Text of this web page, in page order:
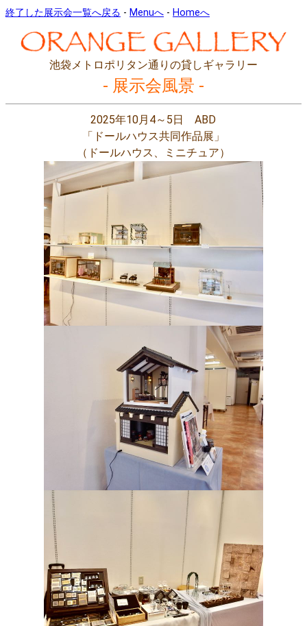
終了した展示会一覧へ戻る - Menuへ - Homeへ
池袋メトロポリタン通りの貸しギャラリー
- 展示会風景 -
2025年10月4～5日 ABD
「ドールハウス共同作品展」
（ドールハウス、ミニチュア）